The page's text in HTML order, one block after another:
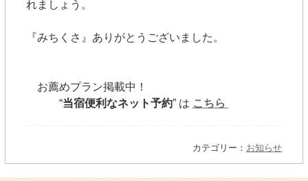
れましょう。
『みちくさ』ありがとうございました。
お薦めプラン掲載中！
“当宿便利なネット予約”は こちら
カテゴリー： お知らせ